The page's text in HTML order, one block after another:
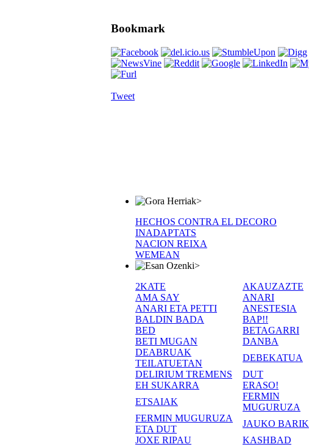
Bookmark
Tweet
>
HECHOS CONTRA EL DECORO
INADAPTATS
NACION REIXA
WEMEAN
>
2KATE
AKAUZAZTE
AMA SAY
ANARI
ANARI ETA PETTI
ANESTESIA
BALDIN BADA
BAP!!
BED
BETAGARRI
BETI MUGAN
DANBA
DEABRUAK
TEILATUETAN
DEBEKATUA
DELIRIUM TREMENS
DUT
EH SUKARRA
ERASO!
ETSAIAK
FERMIN
MUGURUZA
FERMIN MUGURUZA
ETA DUT
JAUKO BARIK
JOXE RIPAU
KASHBAD